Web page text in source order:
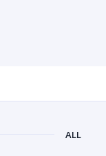
ALL